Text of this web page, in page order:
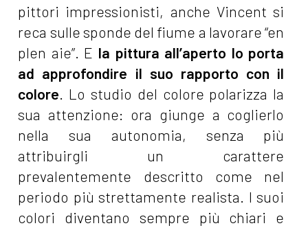
pittori impressionisti, anche Vincent si
reca sulle sponde del fiume a lavorare “en
plen aie”. E la pittura all’aperto lo porta
ad approfondire il suo rapporto con il
colore . Lo studio del colore polarizza la
sua attenzione: ora giunge a coglierlo
nella sua autonomia, senza più
attribuirgli un carattere
prevalentemente descritto come nel
periodo più strettamente realista. I suoi
colori diventano sempre più chiari e